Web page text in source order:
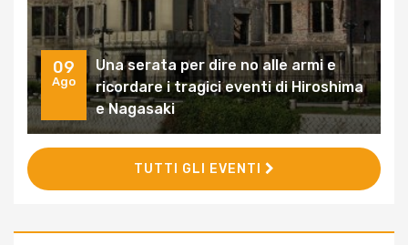
09
Ago
Una serata per dire no alle armi e
ricordare i tragici eventi di Hiroshima
e Nagasaki
TUTTI GLI EVENTI